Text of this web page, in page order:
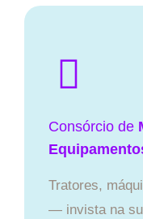
Consórcio de
Tratores,
— invista na